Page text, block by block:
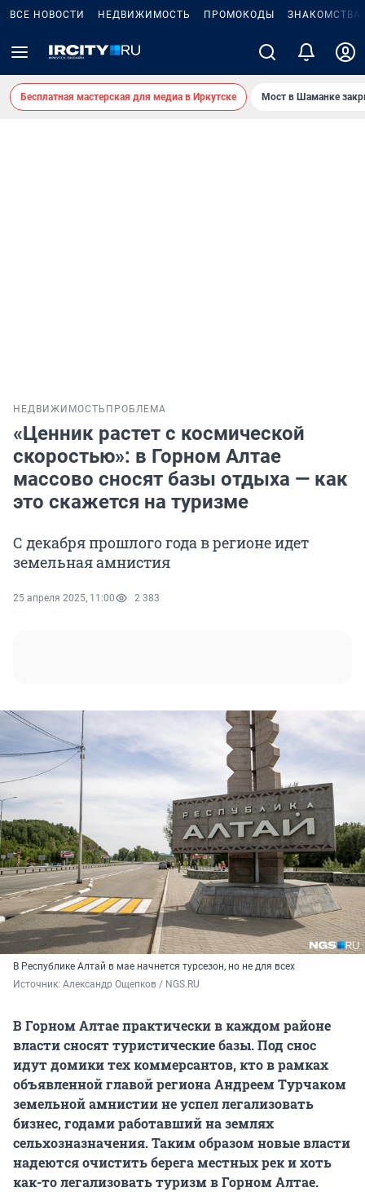
ВСЕ НОВОСТИ НЕДВИЖИМОСТЬ ПРОМОКОДЫ ЗНАКОМСТВА
Бесплатная мастерская для медиа в Иркутске Мост в Шаманке
НЕДВИЖИМОСТЬ ПРОБЛЕМА
«Ценник растет с космической
скоростью»: в Горном Алтае
массово сносят базы отдыха — как
это скажется на туризме
С декабря прошлого года в регионе идет
земельная амнистия
25 апреля 2025, 11:00 2 383
В Республике Алтай в мае начнется турсезон, но не для всех
Источник: Александр Ощепков / NGS.RU
В Горном Алтае практически в каждом районе
власти сносят туристические базы. Под снос
идут домики тех коммерсантов, кто в рамках
объявленной главой региона Андреем Турчаком
земельной амнистии не успел легализовать
бизнес, годами работавший на землях
сельхозназначения. Таким образом новые власти
надеются очистить берега местных рек и хоть
как-то легализовать туризм в Горном Алтае.